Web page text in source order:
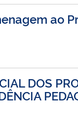
ao
DOS